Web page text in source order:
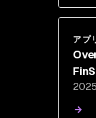
アプ